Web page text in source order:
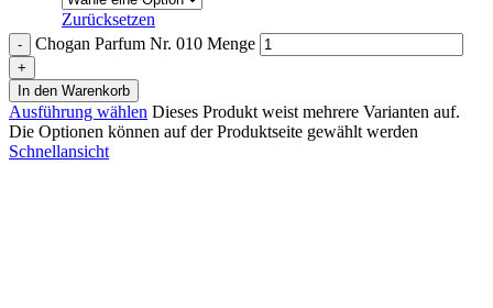
Zurücksetzen
Chogan Parfum Nr. 010 Menge
In den Warenkorb
Ausführung wählen Dieses Produkt weist mehrere Varianten auf.
Die Optionen können auf der Produktseite gewählt werden
Schnellansicht